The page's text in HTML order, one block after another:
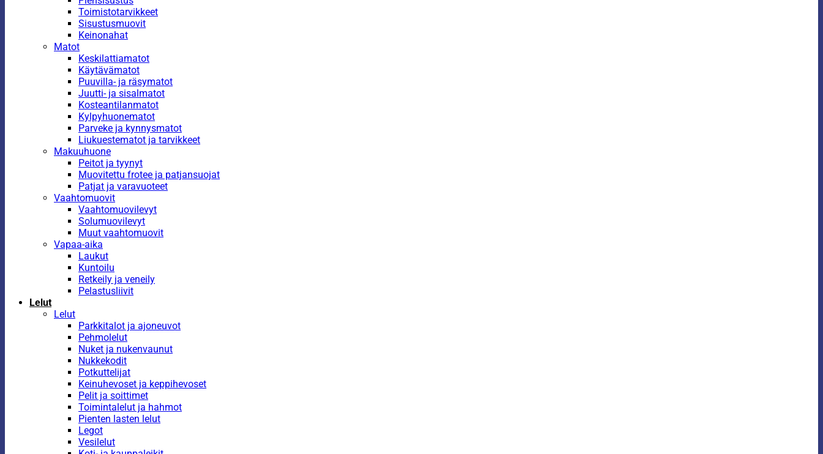
Toimistotarvikkeet
Sisustusmuovit
Keinonahat
Matot
Keskilattiamatot
Käytävämatot
Puuvilla- ja räsymatot
Juutti- ja sisalmatot
Kosteantilanmatot
Kylpyhuonematot
Parveke ja kynnysmatot
Liukuestematot ja tarvikkeet
Makuuhuone
Peitot ja tyynyt
Muovitettu frotee ja patjansuojat
Patjat ja varavuoteet
Vaahtomuovit
Vaahtomuovilevyt
Solumuovilevyt
Muut vaahtomuovit
Vapaa-aika
Laukut
Kuntoilu
Retkeily ja veneily
Pelastusliivit
Lelut
Lelut
Parkkitalot ja ajoneuvot
Pehmolelut
Nuket ja nukenvaunut
Nukkekodit
Potkuttelijat
Keinuhevoset ja keppihevoset
Pelit ja soittimet
Toimintalelut ja hahmot
Pienten lasten lelut
Legot
Vesilelut